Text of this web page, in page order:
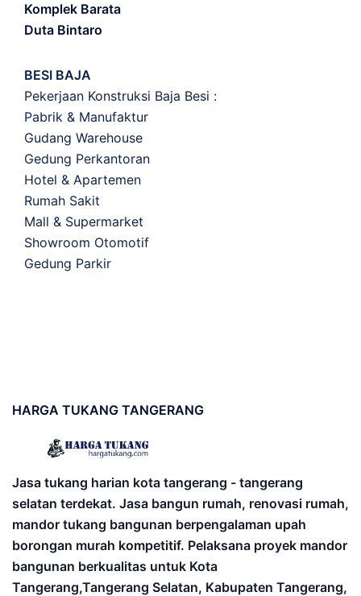
Komplek Barata
Duta Bintaro
BESI BAJA
Pekerjaan Konstruksi Baja Besi :
Pabrik & Manufaktur
Gudang Warehouse
Gedung Perkantoran
Hotel & Apartemen
Rumah Sakit
Mall & Supermarket
Showroom Otomotif
Gedung Parkir
HARGA TUKANG TANGERANG
Jasa tukang harian kota tangerang - tangerang
selatan terdekat. Jasa bangun rumah, renovasi rumah,
mandor tukang bangunan berpengalaman upah
borongan murah kompetitif. Pelaksana proyek mandor
bangunan berkualitas untuk Kota
Tangerang,Tangerang Selatan, Kabupaten Tangerang,